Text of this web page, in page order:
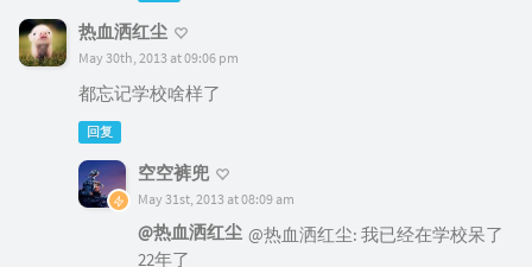
热血洒红尘
May 30th, 2013 at 09:06 pm
都忘记学校啥样了
回复
空空裤兜
May 31st, 2013 at 08:09 am
@热血洒红尘 @热血洒红尘: 我已经在学校呆了
22年了